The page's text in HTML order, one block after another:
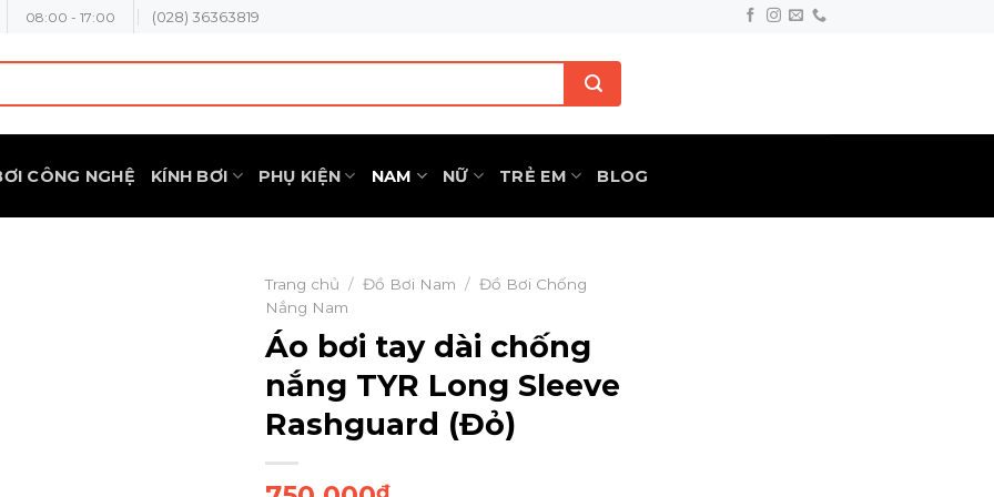
08:00 - 17:00 (028) 36363819
CÔNG NGHỆ KÍNH BƠI PHỤ KIỆN NAM NỮ TRẺ EM BLOG
Trang chủ / Đồ Bơi Nam / Đồ Bơi Chống
Nắng Nam
Áo bơi tay dài chống
nắng TYR Long Sleeve
Rashguard (Đỏ)